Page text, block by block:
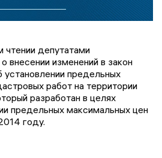
чтении депутатами
внесении изменений в закон
предельных
работ на территории
разработан в целях
предельных максимальных цен
году.